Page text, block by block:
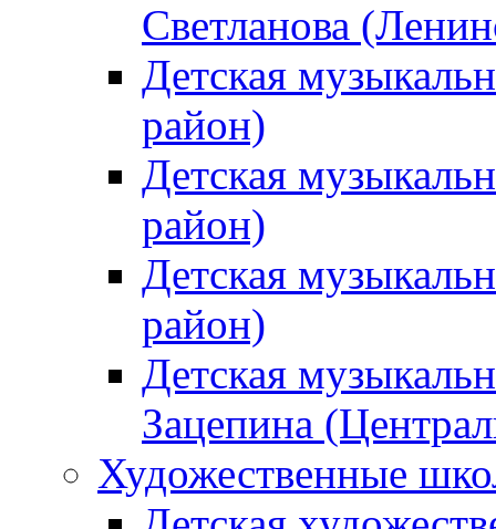
Светланова
Детская
район)
Детская
район)
Детская
район)
Детская
Зацепина
Художественные